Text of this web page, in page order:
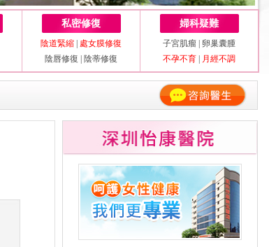
私密修復
陰道緊縮
處女膜修復
陰唇修復
陰蒂修復
婦科疑難
子宮肌瘤
卵巢囊腫
不孕不育
月經不調